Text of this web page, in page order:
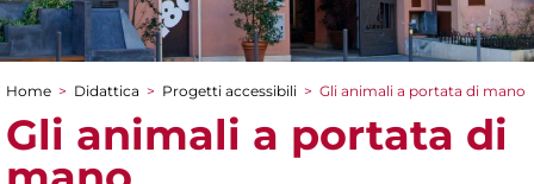
Tu sei qui
Home > Didattica > Progetti accessibili > Gli animali a portata di mano
Gli animali a portata di